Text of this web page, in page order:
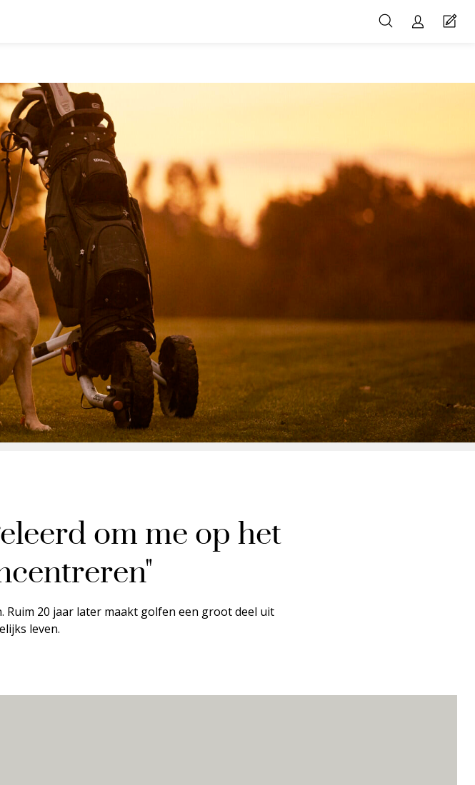
om me op het
20 jaar later maakt golfen een groot deel uit
leven.